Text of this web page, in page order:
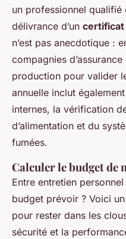
un professionnel qualifié
délivrance d’un certificat
n’est pas anecdotique :
compagnies
production pour valider
annuelle inclut
internes, la vérification
d’alimentation et du
fumées.
Calculer le budget de
Entre entretien
budget prévoir ? Voici
pour rester dans les
sécurité et la